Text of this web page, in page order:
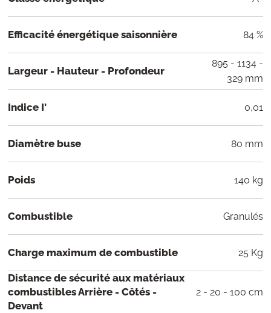
Efficacité énergétique saisonnière 84 %
Largeur - Hauteur - Profondeur
895 - 1134 -
329 mm
Indice I' 0,01
Diamètre buse 80 mm
Poids 140 kg
Combustible Granulés
Charge maximum de combustible 25 Kg
Distance de sécurité aux matériaux
combustibles Arrière - Côtés -
Devant
2 - 20 - 100 cm